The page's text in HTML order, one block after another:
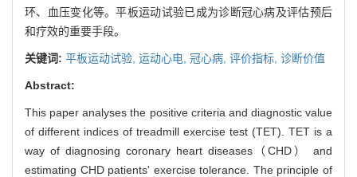
环、血压变化等。平板运动试验已成为诊断冠心病及评估预后
和疗效的重要手段。
关键词: 平板运动试验, 运动心电, 冠心病, 评价指标, 诊断价值
Abstract:
This paper analyses the positive criteria and diagnostic value
of different indices of treadmill exercise test (TET). TET is a
way of diagnosing coronary heart diseases（CHD） and
estimating CHD patients' exercise tolerance. The principle of